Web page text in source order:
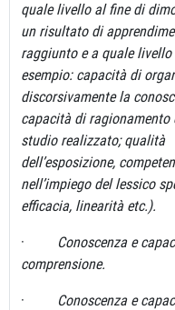
quale livello al fine di
un risultato di
raggiunto e a quale
esempio: capacità di
discorsivamente la
capacità di
studio realizzato; qualità
dell’esposizione,
nell’impiego del lessico
efficacia, linearità etc.).
·
Conoscenza e
comprensione.
·
Conoscenza e